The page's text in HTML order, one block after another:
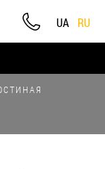
UA RU